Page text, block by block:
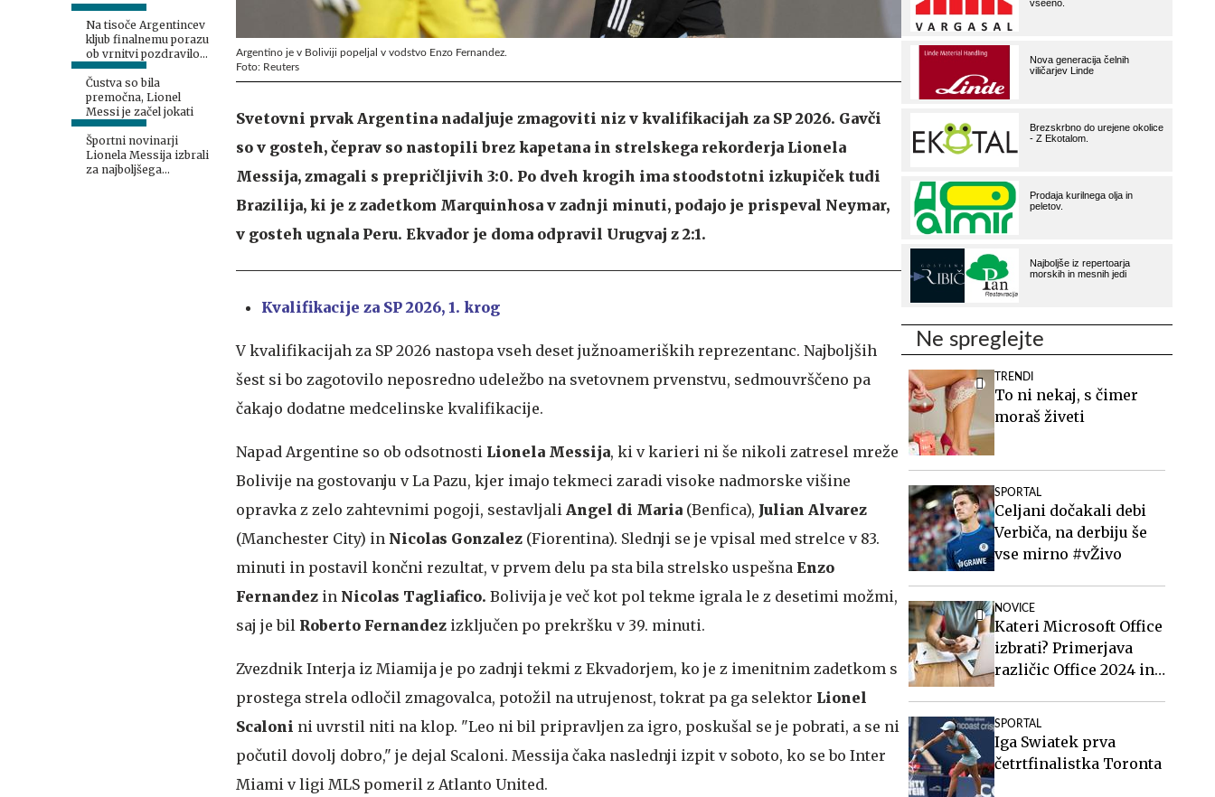
Na tisoče Argentincev
kljub finalnemu porazu
ob vrnitvi pozdravilo
nogometaše
Čustva so bila
premočna, Lionel
Messi je začel jokati
Športni novinarji
Lionela Messija izbrali
za najboljšega
Argentino je v Boliviji popeljal v vodstvo Enzo Fernandez.
Foto: Reuters
Svetovni prvak Argentina nadaljuje zmagoviti niz v kvalifikacijah za SP 2026. Gavči
so v gosteh, čeprav so nastopili brez kapetana in strelskega rekorderja Lionela
Messija, zmagali s prepričljivih 3:0. Po dveh krogih ima stoodstotni izkupiček tudi
Brazilija, ki je z zadetkom Marquinhosa v zadnji minuti, podajo je prispeval Neymar,
v gosteh ugnala Peru. Ekvador je doma odpravil Urugvaj z 2:1.
Kvalifikacije za SP 2026, 1. krog
V kvalifikacijah za SP 2026 nastopa vseh deset južnoameriških reprezentanc. Najboljših
šest si bo zagotovilo neposredno udeležbo na svetovnem prvenstvu, sedmouvrščeno pa
čakajo dodatne medcelinske kvalifikacije.
Napad Argentine so ob odsotnosti Lionela Messija, ki v karieri ni še nikoli zatresel mreže
Bolivije na gostovanju v La Pazu, kjer imajo tekmeci zaradi visoke nadmorske višine
opravka z zelo zahtevnimi pogoji, sestavljali Angel di Maria (Benfica), Julian Alvarez
(Manchester City) in Nicolas Gonzalez (Fiorentina). Slednji se je vpisal med strelce v 83.
minuti in postavil končni rezultat, v prvem delu pa sta bila strelsko uspešna Enzo
Fernandez in Nicolas Tagliafico. Bolivija je več kot pol tekme igrala le z desetimi možmi,
saj je bil Roberto Fernandez izključen po prekršku v 39. minuti.
Zvezdnik Interja iz Miamija je po zadnji tekmi z Ekvadorjem, ko je z imenitnim zadetkom s
prostega strela odločil zmagovalca, potožil na utrujenost, tokrat pa ga selektor Lionel
Scaloni ni uvrstil niti na klop. "Leo ni bil pripravljen za igro, poskušal se je pobrati, a se ni
počutil dovolj dobro," je dejal Scaloni. Messija čaka naslednji izpit v soboto, ko se bo Inter
Miami v ligi MLS pomeril z Atlanto United.
Ne spreglejte
TRENDI
To ni nekaj, s čimer
moraš živeti
SPORTAL
Celjani dočakali debi
Verbiča, na derbiju še
vse mirno #vŽivo
NOVICE
Kateri Microsoft Office
izbrati? Primerjava
različic Office 2024 in
SPORTAL
Iga Swiatek prva
četrtfinalistka Toronta